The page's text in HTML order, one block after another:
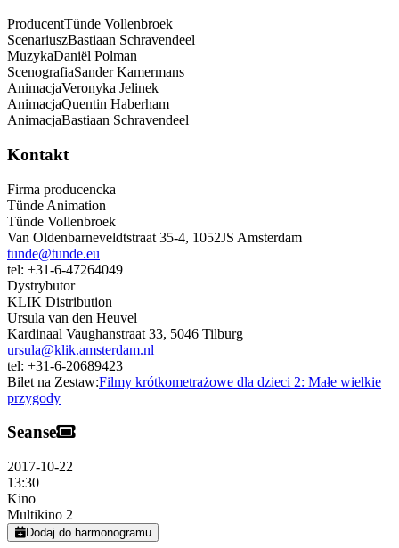
ProducentTünde Vollenbroek
ScenariuszBastiaan Schravendeel
MuzykaDaniël Polman
ScenografiaSander Kamermans
AnimacjaVeronyka Jelinek
AnimacjaQuentin Haberham
AnimacjaBastiaan Schravendeel
Kontakt
Firma producencka
Tünde Animation
Tünde Vollenbroek
Van Oldenbarneveldtstraat 35-4, 1052JS Amsterdam
tunde@tunde.eu
tel: +31-6-47264049
Dystrybutor
KLIK Distribution
Ursula van den Heuvel
Kardinaal Vaughanstraat 33, 5046 Tilburg
ursula@klik.amsterdam.nl
tel: +31-6-20689423
Bilet na Zestaw:Filmy krótkometrażowe dla dzieci 2: Małe wielkie
przygody
Seanse
2017-10-22
13:30
Kino
Multikino 2
Dodaj do harmonogramu